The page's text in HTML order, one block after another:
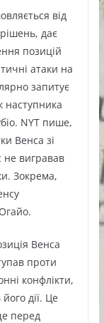
від
дає
позицій
атаки на
запитує
наступника
NYT пише,
Венса зі
не вигравав
Зокрема,
Венса
проти
конфлікти,
дії. Це
перед